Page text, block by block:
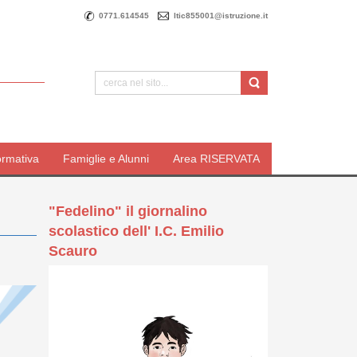
0771.614545 ltic855001@istruzione.it
Famiglie e Alunni Area RISERVATA
"Fedelino" il giornalino
scolastico dell' I.C. Emilio
Scauro